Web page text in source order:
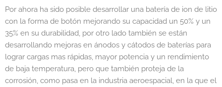
Por ahora ha sido posible desarrollar una batería de ion de litio
con la forma de botón mejorando su capacidad un 50% y un
35% en su durabilidad, por otro lado también se están
desarrollando mejoras en ánodos y cátodos de baterías para
lograr cargas mas rápidas, mayor potencia y un rendimiento
de baja temperatura, pero que también proteja de la
corrosión, como pasa en la industria aeroespacial, en la que el